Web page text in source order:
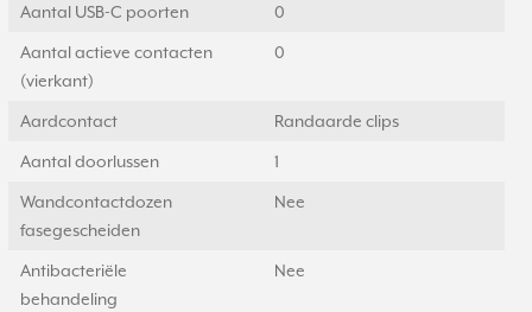
Aantal USB-C poorten 0
Aantal actieve contacten
(vierkant)
0
Aardcontact Randaarde clips
Aantal doorlussen 1
Wandcontactdozen
fasegescheiden
Nee
Antibacteriële
behandeling
Nee